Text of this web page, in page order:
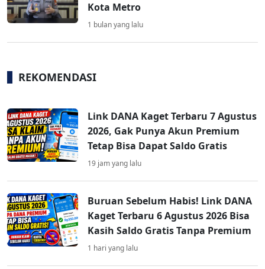
Kota Metro
1 bulan yang lalu
REKOMENDASI
Link DANA Kaget Terbaru 7 Agustus
2026, Gak Punya Akun Premium
Tetap Bisa Dapat Saldo Gratis
19 jam yang lalu
Buruan Sebelum Habis! Link DANA
Kaget Terbaru 6 Agustus 2026 Bisa
Kasih Saldo Gratis Tanpa Premium
1 hari yang lalu